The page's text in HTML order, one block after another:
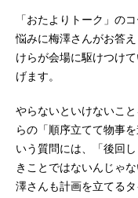
「おたよりトーク」の
悩みに梅澤さんがお答
けらが会場に駆けつけ
げます。
やらないといけないこ
らの「順序立てて物事
いう質問には、「後回
きことではないんじゃ
澤さんも計画を立てる